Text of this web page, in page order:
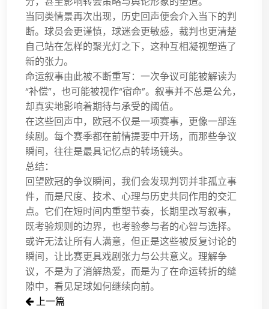
当同类情景再次出现，历史回声便会介入当下的判
断。球员会更谨慎，球迷会更敏感，裁判也更清楚
自己站在怎样的聚光灯之下，这种互相凝视塑造了
新的张力。
命运叙事由此被不断重写：一次争议可能被解读为
“补偿”，也可能被视作“宿命”。叙事并不总是公允，
却真实地影响着期待与承受的阈值。
在这些回声中，欧冠不仅是一项赛事，更像一部连
续剧。每个赛季都在前情提要中开场，而那些争议
瞬间，往往是最具记忆点的转场镜头。
总结：
回望欧冠的争议瞬间，我们会发现判罚并非孤立事
件，而是尺度、技术、心理与历史共同作用的交汇
点。它们在短时间内重塑节奏，长期里改写叙事，
既考验规则的边界，也考验参与者的心智与选择。
或许无法让所有人满意，但正是这些被反复讨论的
瞬间，让比赛更具戏剧张力与公共意义。理解争
议，不是为了消解热爱，而是为了在命运转折的缝
隙中，看见足球如何继续向前。
上一篇